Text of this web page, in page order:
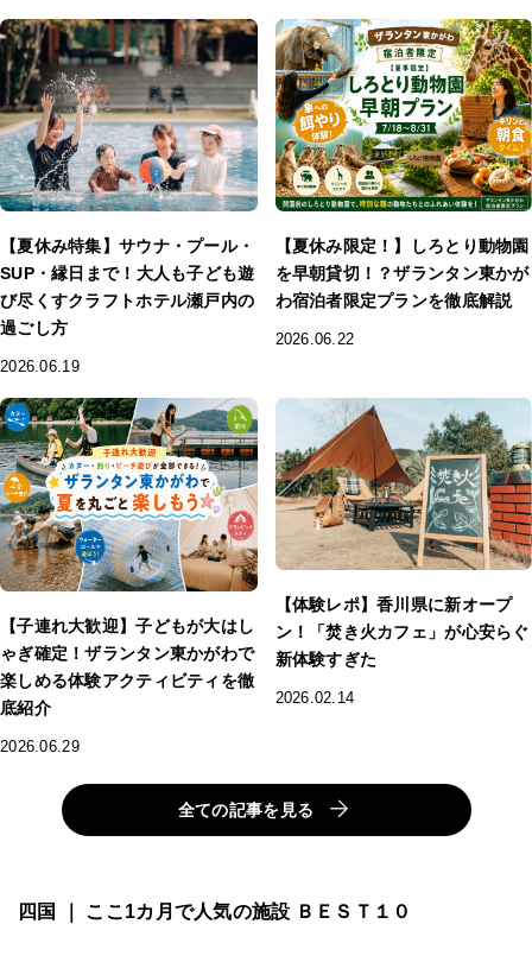
【夏休み特集】サウナ・プール・
SUP・縁日まで！大人も子ども遊
び尽くすクラフトホテル瀬戸内の
過ごし方
2026.06.19
【夏休み限定！】しろとり動物園
を早朝貸切！？ザランタン東かが
わ宿泊者限定プランを徹底解説
2026.06.22
【子連れ大歓迎】子どもが大はし
ゃぎ確定！ザランタン東かがわで
楽しめる体験アクティビティを徹
底紹介
2026.06.29
【体験レポ】香川県に新オープ
ン！「焚き火カフェ」が心安らぐ
新体験すぎた
2026.02.14
全ての記事を見る
四国 ｜ ここ1カ月で人気の施設 ＢＥＳＴ１０